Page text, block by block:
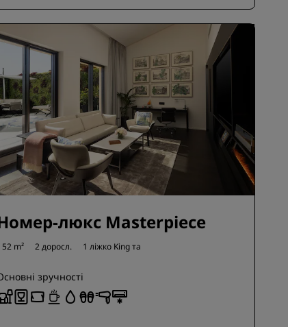
люкс Masterpiece
52 m² 2 доросл. 1 ліжко King та
зручності